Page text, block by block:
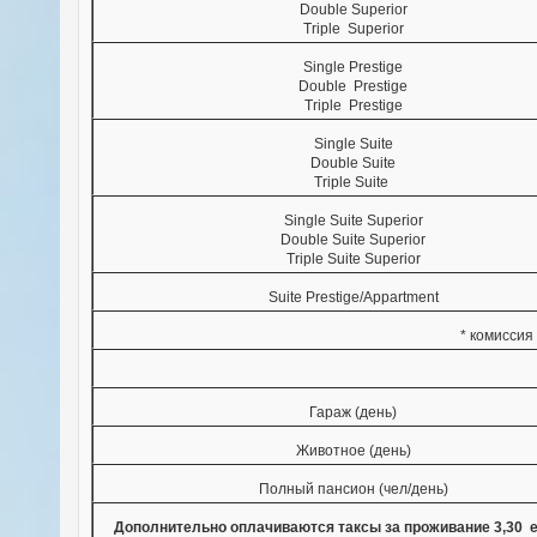
Double Superior
Triple Superior
Single Prestige
Double Prestige
Triple Prestige
Single Suite
Double Suite
Triple Suite
Single Suite Superior
Double Suite Superior
Triple Suite Superior
Suite Prestige/Appartment
*
Гараж (день)
Животное (день)
Полный пансион (чел/день)
Дополнительно оплачиваются таксы за проживание 3,30